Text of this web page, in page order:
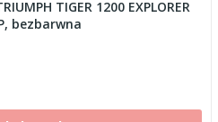
TIGER 1200 EXPLORER
bezbarwna